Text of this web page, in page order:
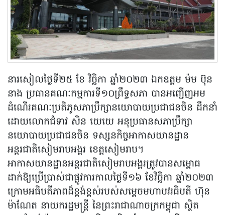
នារសៀលថ្ងៃទី២៥ ខែ វិច្ឆិកា ឆ្នាំ២០២៣ ឯកឧត្តម ម៉ម ប៊ុន
នាង ប្រធានគណៈកម្មការទី១០ព្រឹទ្ធសភា បានអញ្ជើញអម
ដំណើរគណៈប្រតិភូសភាប្រឹក្សានយោបាយប្រជាជនចិន ដឹកនាំ
ដោយលោកជំទាវ សិន យេយេ អនុប្រធានសភាប្រឹក្សា
នយោបាយប្រជាជនចិន ទស្សនកិច្ចអាកាសយានដ្ឋាន
អន្តរជាតិសៀមរាបអង្គរ ខេត្តសៀមរាប។
អាកាសយានដ្ឋានអន្តរជាតិសៀមរាបអង្គរត្រូវបានសម្ពោធ
ដាក់ឱ្យប្រើប្រាស់ជាផ្លូវការកាលថ្ងៃទី១៦ ខែវិច្ឆិកា ឆ្នាំ២០២៣
ក្រោមអធិបតីភាពដ៏ខ្ពង់ខ្ពស់របស់សម្តេចមហាបវរធិបតី ហ៊ុន
ម៉ាណែត នាយករដ្ឋមន្រ្តី នៃព្រះរាជាណាចក្រកម្ពុជា ស្ថិត